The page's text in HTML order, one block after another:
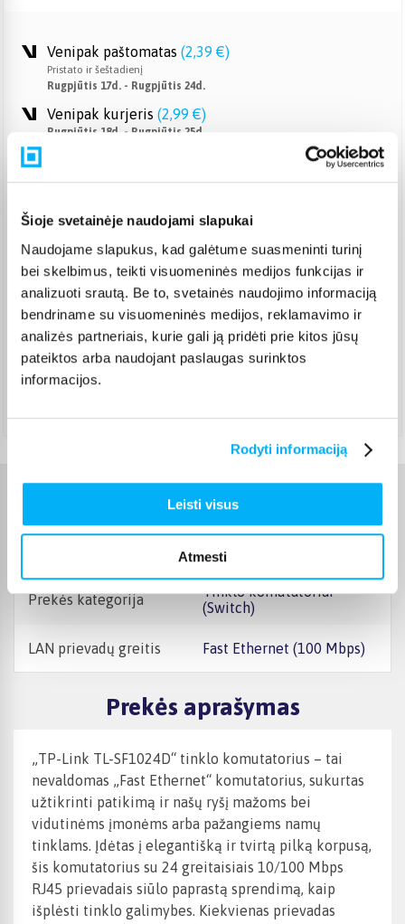
Šioje svetainėje naudojami slapukai
Naudojame slapukus, kad galėtume suasmeninti turinį
bei skelbimus, teikti visuomeninės medijos funkcijas ir
analizuoti srautą. Be to, svetainės naudojimo informaciją
bendriname su visuomeninės medijos, reklamavimo ir
analizės partneriais, kurie gali ją pridėti prie kitos jūsų
pateiktos arba naudojant paslaugas surinktos
informacijos.
Rodyti informaciją
Leisti visus
Atmesti
Venipak paštomatas (2,39 €)
Pristato ir šeštadienį
Rugpjūtis 17d. - Rugpjūtis 24d.
Venipak kurjeris (2,99 €)
Rugpjūtis 18d. - Rugpjūtis 25d.
Smartposti paštomatas (2,19 €)
Rugpjūtis 17d. - Rugpjūtis 24d.
DPD kurjeris (3,99 €
Rugpjūtis 18d. - Rugpjūtis 25d.
DPD paštomatas (3,99 €)
Rugpjūtis 17d. - Rugpjūtis 24d.
Atsiėmimas Veiverių g. 171, Kaunas
TP-Link
Prekės kategorija
Tinklo komutatoriai
(Switch)
LAN prievadų greitis Fast Ethernet (100 Mbps)
Prekės aprašymas
„TP-Link TL-SF1024D“ tinklo komutatorius – tai
nevaldomas „Fast Ethernet“ komutatorius, sukurtas
užtikrinti patikimą ir našų ryšį mažoms bei
vidutinėms įmonėms arba pažangiems namų
tinklams. Įdėtas į elegantišką ir tvirtą pilką korpusą,
šis komutatorius su 24 greitaisiais 10/100 Mbps
RJ45 prievadais siūlo paprastą sprendimą, kaip
išplėsti tinklo galimybes. Kiekvienas prievadas